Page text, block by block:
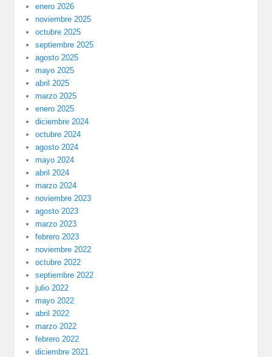
enero 2026
noviembre 2025
octubre 2025
septiembre 2025
agosto 2025
mayo 2025
abril 2025
marzo 2025
enero 2025
diciembre 2024
octubre 2024
agosto 2024
mayo 2024
abril 2024
marzo 2024
noviembre 2023
agosto 2023
marzo 2023
febrero 2023
noviembre 2022
octubre 2022
septiembre 2022
julio 2022
mayo 2022
abril 2022
marzo 2022
febrero 2022
diciembre 2021